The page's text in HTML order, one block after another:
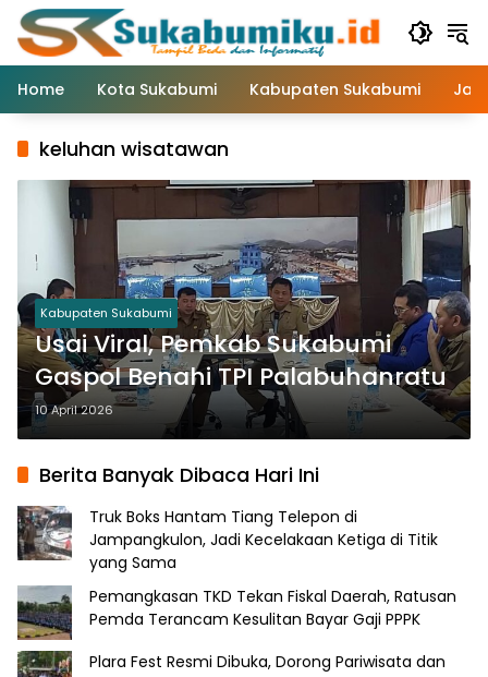
Langsung
konten
Home
Kota Sukabumi Kabupaten Sukabumi
keluhan wisatawan
Kabupaten Sukabumi
Usai Viral, Pemkab Sukabumi
Gaspol Benahi TPI Palabuhanratu
10 April 2026
Berita Banyak Dibaca Hari Ini
Truk Boks Hantam Tiang Telepon di
Jampangkulon, Jadi Kecelakaan Ketiga di Titik
yang Sama
Pemangkasan TKD Tekan Fiskal Daerah, Ratusan
Pemda Terancam Kesulitan Bayar Gaji PPPK
Plara Fest Resmi Dibuka, Dorong Pariwisata dan